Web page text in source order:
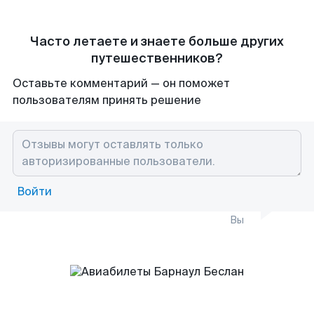
Часто летаете и знаете больше других
путешественников?
Оставьте комментарий — он поможет
пользователям принять решение
Войти
Вы